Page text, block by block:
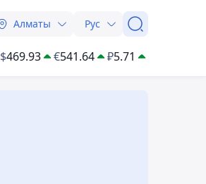
Алматы Рус
$469.93 €541.64 ₽5.71